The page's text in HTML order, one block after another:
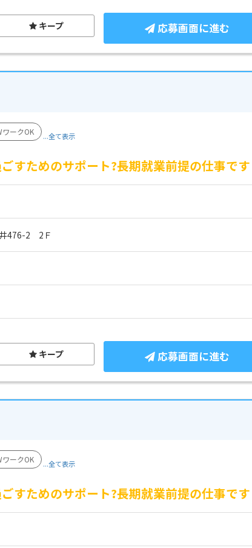
応募画面に進む
キープ
ワークOK ...全て表示
すためのサポート?長期就業前提の仕事です
476-2　2Ｆ
応募画面に進む
キープ
ワークOK ...全て表示
すためのサポート?長期就業前提の仕事です